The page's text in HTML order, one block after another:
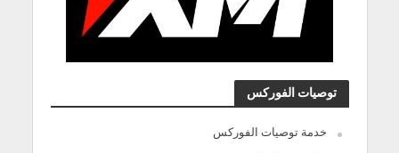
توصيات الفوركس
خدمة توصيات الفوركس